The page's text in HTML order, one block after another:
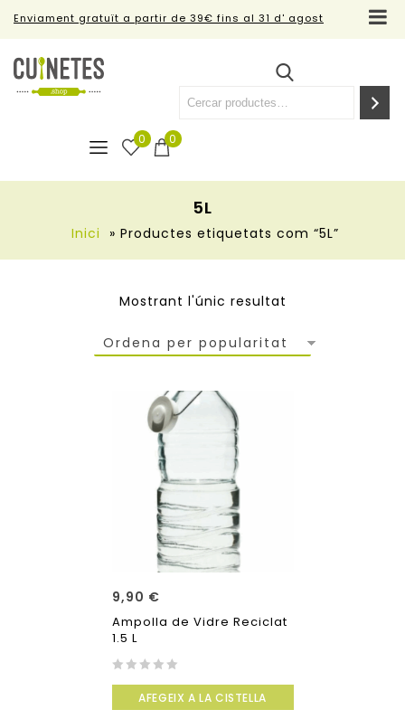
Enviament gratuït a partir de 39€ fins al 31 d' agost
0
0
5L
Inici » Productes etiquetats com “5L”
Mostrant l'únic resultat
Ordena per popularitat
9,90 €
Ampolla de Vidre Reciclat
1.5 L
of
AFEGEIX A LA CISTELLA